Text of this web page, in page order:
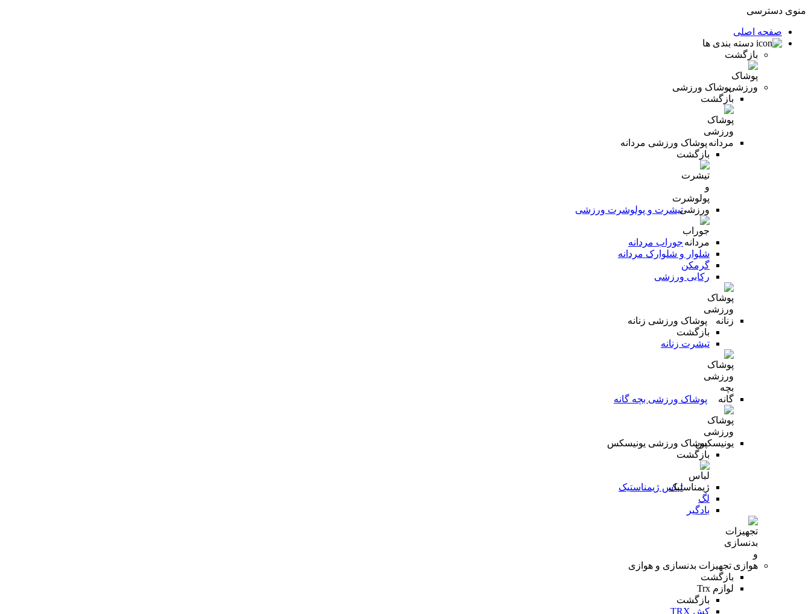
منوی دسترسی
صفحه اصلی
دسته بندی ها
بازگشت
پوشاک ورزشی
بازگشت
پوشاک ورزشی مردانه
بازگشت
تیشرت و پولوشرت ورزشی
جوراب مردانه
شلوار و شلوارک مردانه
گرمکن
رکابی ورزشی
پوشاک ورزشی زنانه
بازگشت
تیشرت زنانه
پوشاک ورزشی بچه گانه
پوشاک ورزشی یونیسکس
بازگشت
لباس ژیمناستیک
لگ
بادگیر
تجهیزات بدنسازی و هوازی
بازگشت
لوازم Trx
بازگشت
کش TRX